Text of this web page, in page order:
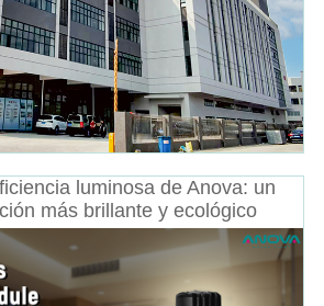
luminosa de Anova: un
más brillante y ecológico